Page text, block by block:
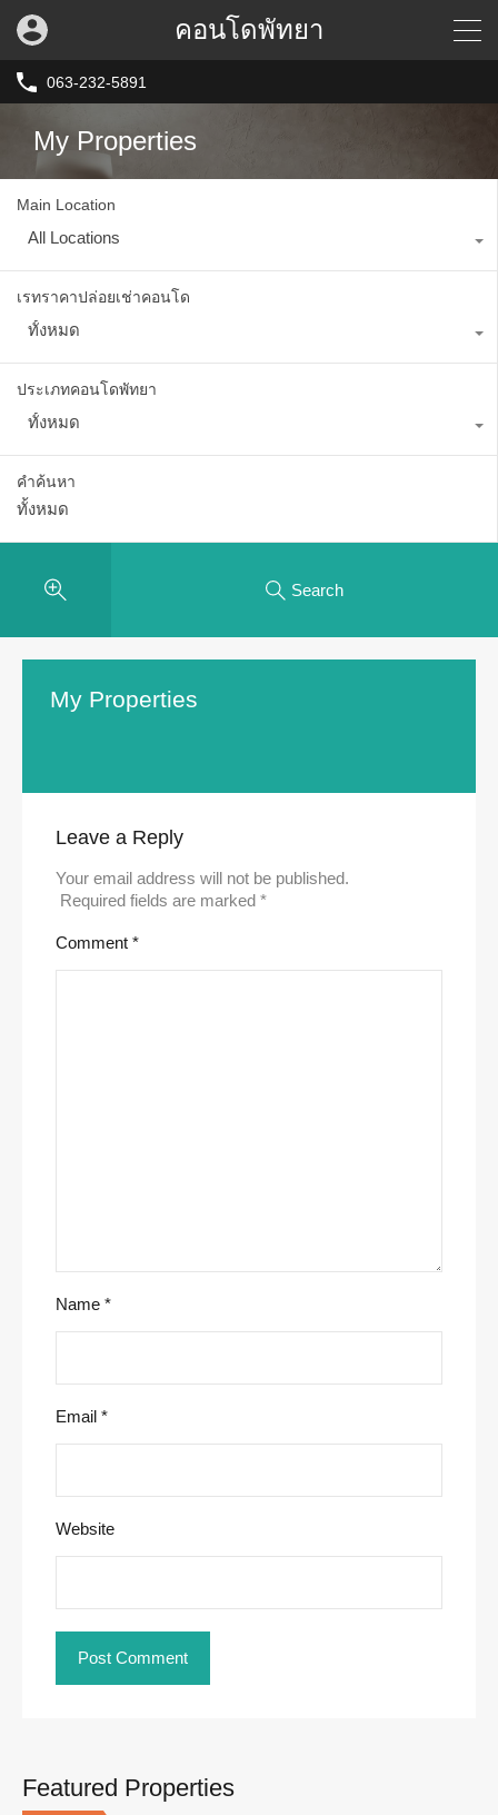
คอนโดพัทยา
063-232-5891
My Properties
Main Location
All Locations
เรทราคาปล่อยเช่าคอนโด
ทั้งหมด
ประเภทคอนโดพัทยา
ทั้งหมด
คำค้นหา
Search
My Properties
Leave a Reply
Your email address will not be published.
Required fields are marked *
Comment *
Name *
Email *
Website
Featured Properties